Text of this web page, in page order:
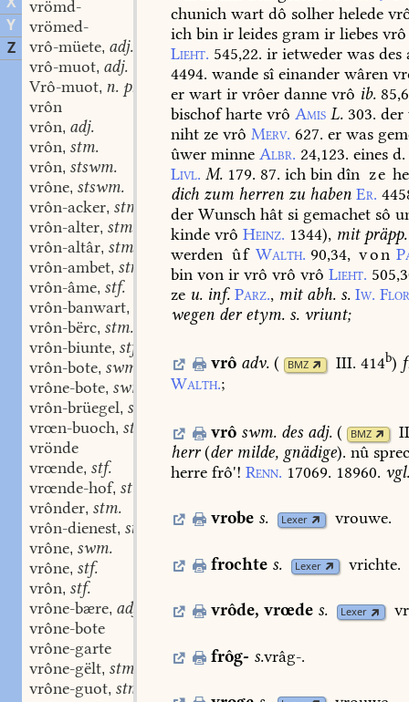
Y
Z
vrömd-
vrömed-
vrô-müete, adj.
vrô-muot, adj.
Vrô-muot, n. pr. f. stf.
vrôn
vrôn, adj.
vrôn, stm.
vrôn, stswm.
vrône, stswm.
vrôn-acker, stm.
vrôn-alter, stm.
vrôn-altâr, stm.
vrôn-ambet, stn.
vrôn-âme, stf.
vrôn-banwart,
vrôn-bërc, stm.
vrôn-biunte, stf.
vrôn-bote, swm.
vrône-bote, swm.
vrôn-brüegel, stm.
vrœn-buoch, stn.
vrönde
vrœnde, stf.
vrœnde-hof, stm.
vrônder, stm.
vrôn-dienest, stm.
vrône, swm.
vrône, stf.
vrôn, stf.
vrône-bære, adj.
vrône-bote
vrône-garte
vrône-gëlt, stm.
vrône-guot, stn.
chunich wart dô solher helede
ich bin ir leides gram ir liebes vrô
Lieht. 545,22. ir ietweder was des
4494. wande sî einander wâren
er wart ir vrôer danne vrô ib.
bischofharte vrô Amis L. 303. der
niht ze vrô Merv. 627. er was
ûwer minne Albr. 24,123. eines d.
Livl. M. 179. 87. ich bin dîn ze
dich zum herren zu haben Er.
der Wunsch hât si gemachet sô
kinde vrô Heinz. 1344), mitpräpp.
werden ûf Walth. 90,34, von
bin von ir vrô vrô vrô Lieht.
ze u. inf. Parz., mitabh. s. Iw.
wegen deretym. s. vriunt;
vrô adv. ( BMZ III. 414b)
Walth.;
vrô swm. desadj. ( BMZ
herr(dermilde, gnädige). nû
herre frô'! Renn. 17069. 18960.
vrobe s. Lexer vrouwe.
frochte s. Lexer vrichte.
vrôde, vrœde s. Lexer
frôg- s.vrâg-.